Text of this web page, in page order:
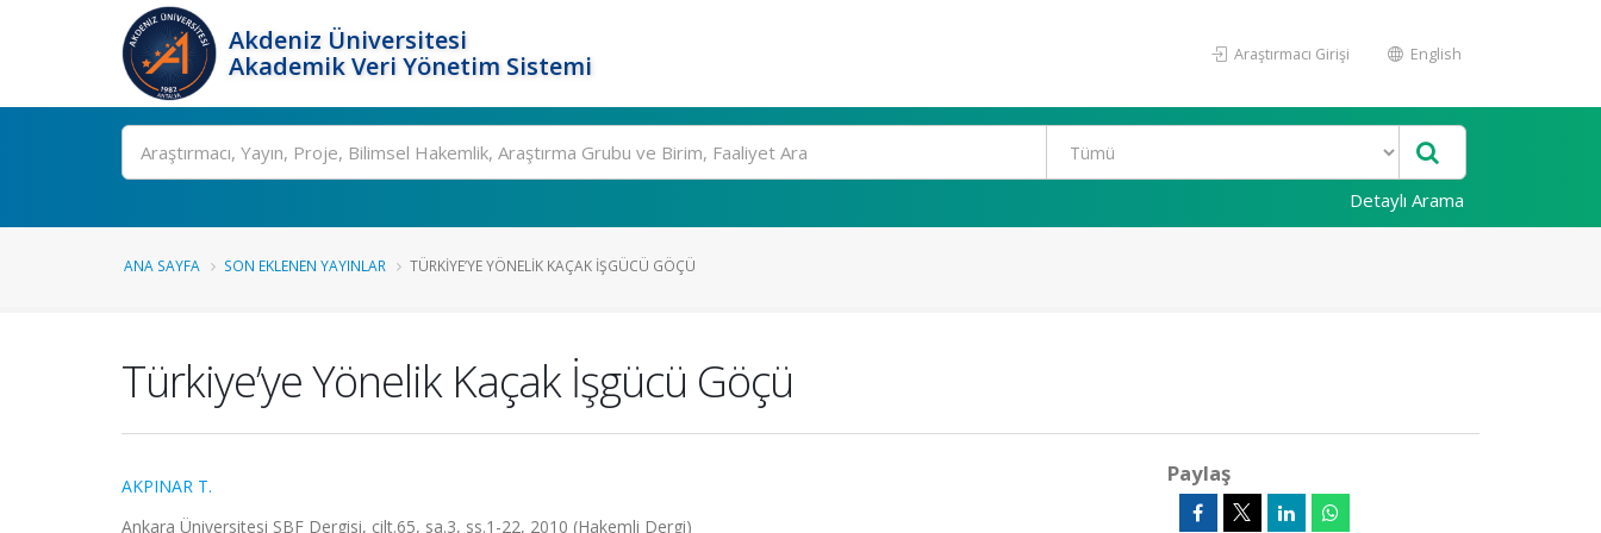
Akdeniz Üniversitesi
Akademik Veri Yönetim Sistemi
Araştırmacı Girişi English
Ara
Detaylı Arama
ANA SAYFA SON EKLENEN YAYINLAR TÜRKIYE’YE YÖNELIK KAÇAK İŞGÜCÜ GÖÇÜ
Türkiye’ye Yönelik Kaçak İşgücü Göçü
AKPINAR T.
Ankara Üniversitesi SBF Dergisi, cilt.65, sa.3, ss.1-22, 2010 (Hakemli Dergi)
Paylaş